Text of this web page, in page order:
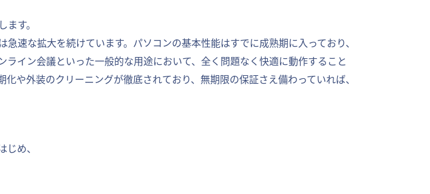
す。
速な拡大を続けています。パソコンの基本性能はすでに成熟期に入っており、
イン会議といった一般的な用途において、全く問題なく快適に動作すること
や外装のクリーニングが徹底されており、無期限の保証さえ備わっていれば、
め、